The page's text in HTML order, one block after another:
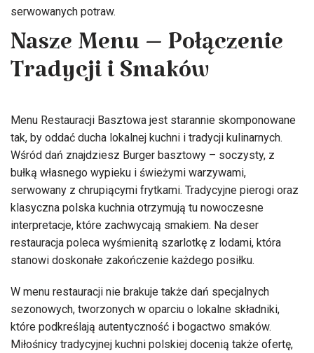
serwowanych potraw.
Nasze Menu – Połączenie
Tradycji i Smaków
Menu Restauracji Basztowa jest starannie skomponowane
tak, by oddać ducha lokalnej kuchni i tradycji kulinarnych.
Wśród dań znajdziesz Burger basztowy – soczysty, z
bułką własnego wypieku i świeżymi warzywami,
serwowany z chrupiącymi frytkami. Tradycyjne pierogi oraz
klasyczna polska kuchnia otrzymują tu nowoczesne
interpretacje, które zachwycają smakiem. Na deser
restauracja poleca wyśmienitą szarlotkę z lodami, która
stanowi doskonałe zakończenie każdego posiłku.
W menu restauracji nie brakuje także dań specjalnych
sezonowych, tworzonych w oparciu o lokalne składniki,
które podkreślają autentyczność i bogactwo smaków.
Miłośnicy tradycyjnej kuchni polskiej docenią także ofertę,